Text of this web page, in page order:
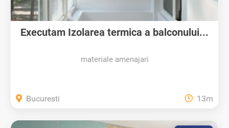
Executam Izolarea termica a balconului...
materiale amenajari
Bucuresti 13m